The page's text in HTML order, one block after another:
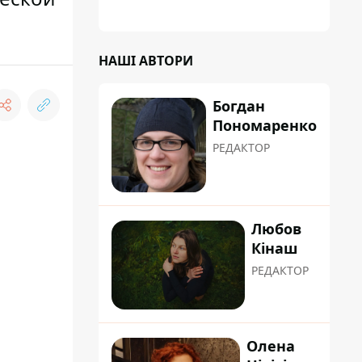
НАШІ АВТОРИ
Богдан
Пономаренко
РЕДАКТОР
Любов
Кінаш
РЕДАКТОР
Олена